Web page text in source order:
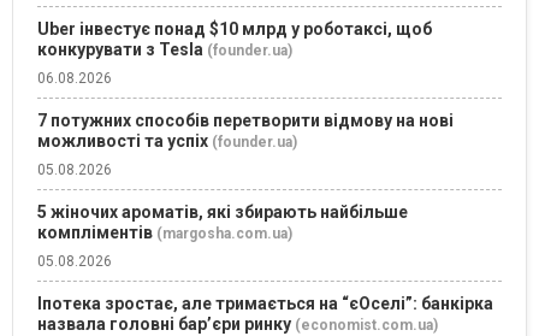
Uber інвестує понад $10 млрд у роботаксі, щоб
конкурувати з Tesla (founder.ua)
06.08.2026
7 потужних способів перетворити відмову на нові
можливості та успіх (founder.ua)
05.08.2026
5 жіночих ароматів, які збирають найбільше
компліментів (margosha.com.ua)
05.08.2026
Іпотека зростає, але тримається на “єОселі”: банкірка
назвала головні бар’єри ринку (economist.com.ua)